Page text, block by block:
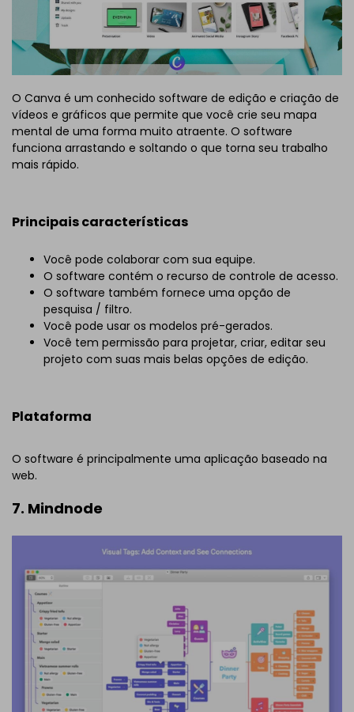
O Canva é um conhecido software de edição e criação de
vídeos e gráficos que permite que você crie seu mapa
mental de uma forma muito atraente. O software
funciona arrastando e soltando o que torna seu trabalho
mais rápido.
Principais características
Você pode colaborar com sua equipe.
O software contém o recurso de controle de acesso.
O software também fornece uma opção de
pesquisa / filtro.
Você pode usar os modelos pré-gerados.
Você tem permissão para projetar, criar, editar seu
projeto com suas mais belas opções de edição.
Plataforma
O software é principalmente uma aplicação baseado na
web.
7. Mindnode